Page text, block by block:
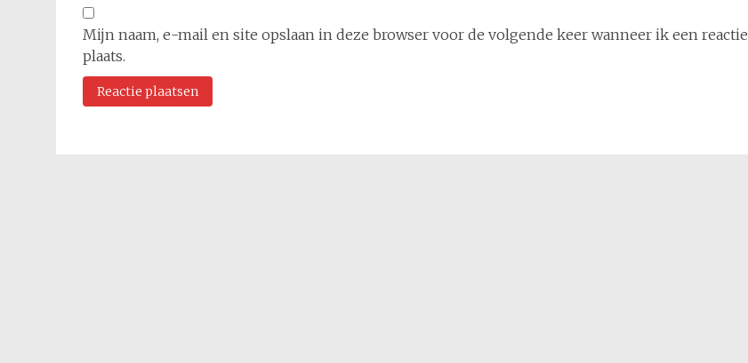
Mijn naam, e-mail en site opslaan in deze browser voor de volgende keer wanneer ik een reactie
plaats.